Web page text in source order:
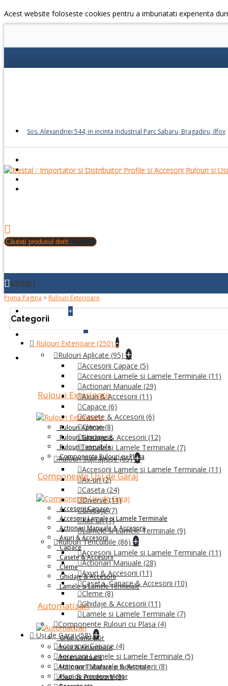
Acest website foloseste cookies pentru a imbunatati experienta
Sos. Alexandriei 544, in incinta Industrial Parc Sabaru, Bragadiru, Ilfov
MENIU
+
+
PRODUSE
Rulouri Exterioare
Rulouri Aplicate
Rulouri Suprapuse
Rulouri Tencuibile
Componente Rulouri cu Plasa
Componente Usi de Garaj
Accesorii Capace
Accesorii Lamele si Lamele Terminale
Actionari Manuale & Accesorii
Axuri & Accesorii
Capace
Casete & Accesorii
Cleme
Ghidaje & Accesorii
Lamele si Lamele Terminale
Automatizari
Grup Controlor
Inele & Adaptoare
Intrerupatoare
Motoare Tubulare și Industriale
Placi de Prindere Motor
Prima Pagina > Rulouri Exterioare
Categorii
Rulouri Exterioare (250) -
Rulouri Aplicate (95) +
Accesorii Capace (5)
Accesorii Lamele si Lamele Terminale (11)
Actionari Manuale (29)
Axuri & Accesorii (11)
Capace (6)
Casete & Accesorii (6)
Cleme(8)
Ghidaje & Accesorii (12)
Lamele si Lamele Terminale (7)
Rulouri Suprapuse(65) +
Accesorii Lamele si Lamele Terminale (11)
Ax-uri(2)
Caseta (24)
Diverse(11)
Ghidaje(7)
Kitt-uri(1)
Lamele si Lamele Terminale (9)
Rulouri Tencuibile (86) +
Accesorii Lamele si Lamele Terminale (11)
Actionari Manuale (28)
Axuri & Accesorii (11)
Caseta, Capace & Accesorii (10)
Cleme (8)
Ghidaje & Accesorii (11)
Lamele si Lamele Terminale (7)
Componente Rulouri cu Plasa (4)
Uși de Garaj(58) +
Accesorii Capace (4)
Accesorii Lamele si Lamele Terminale (5)
Actionari Manuale & Accesorii (8)
Axuri & Accesorii(9)